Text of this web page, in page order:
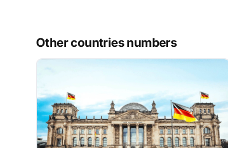
Other countries numbers